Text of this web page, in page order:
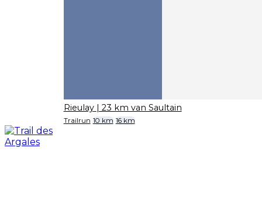
Rieulay | 23 km van Saultain
Trailrun 10 km 16 km